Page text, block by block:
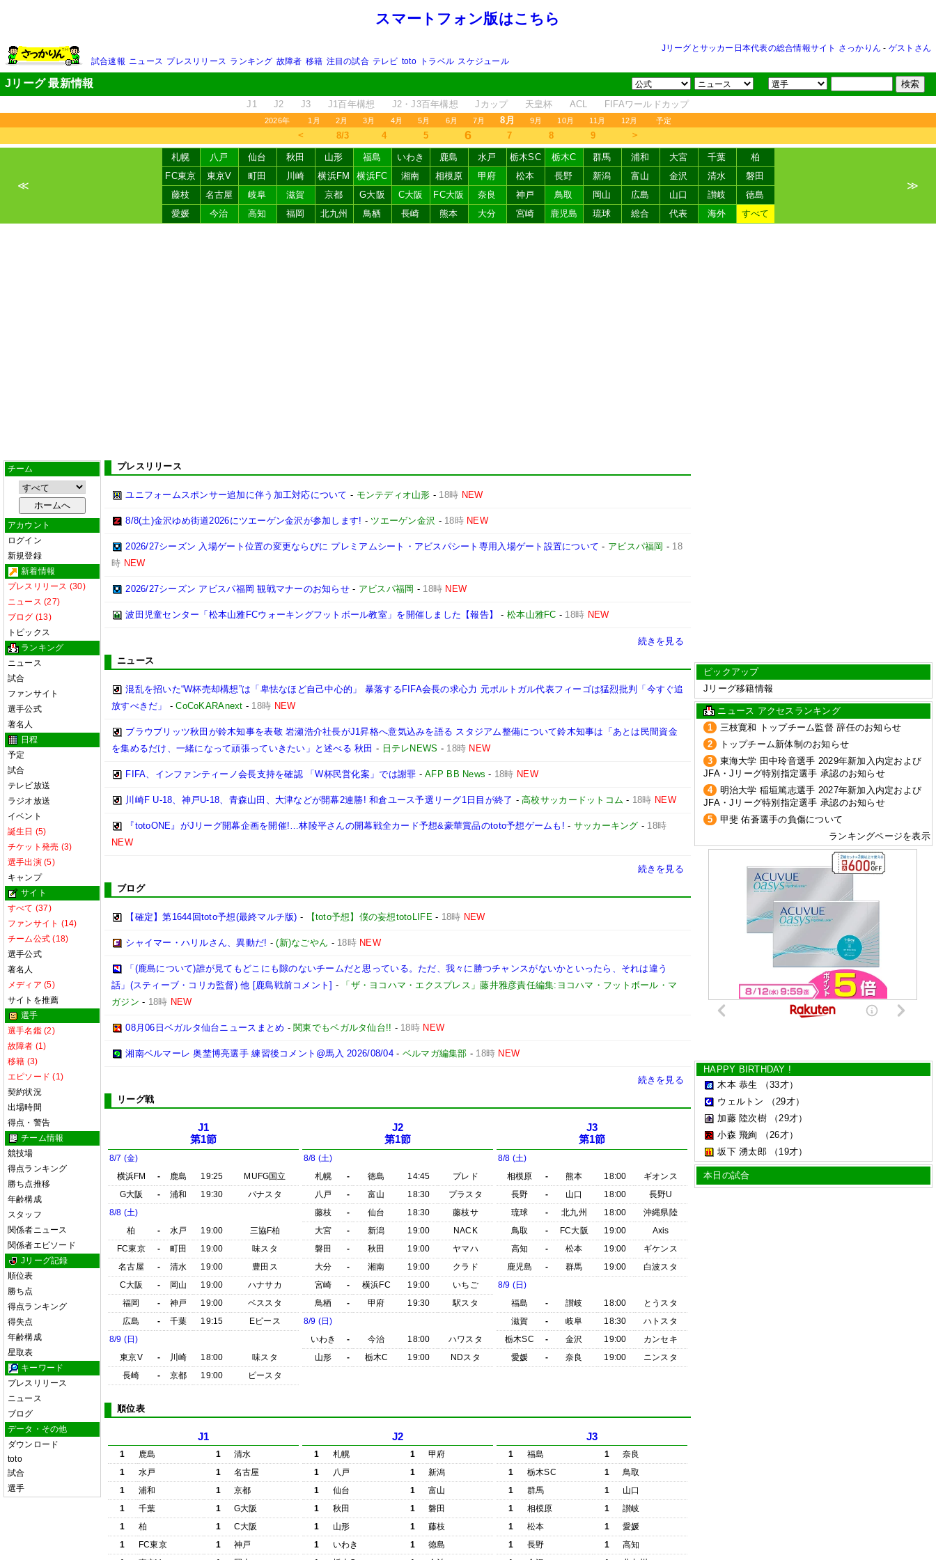
スマートフォン版はこちら
Jリーグとサッカー日本代表の総合情報サイト さっかりん - ゲストさん
試合速報 ニュース プレスリリース ランキング 故障者 移籍 注目の試合 テレビ toto トラベル スケジュール
Jリーグ 最新情報
J1 J2 J3 J1百年構想 J2・J3百年構想 Jカップ 天皇杯 ACL FIFAワールドカップ
2026年 1月 2月 3月 4月 5月 6月 7月 8月 9月 10月 11月 12月 予定
＜ 8/3 4 5 6 7 8 9 ＞
≪
札幌 八戸 仙台 秋田 山形 福島 いわき 鹿島 水戸 栃木SC 栃木C 群馬 浦和 大宮 千葉
柏
FC東京
東京V 町田 川崎 横浜FM 横浜FC 湘南 相模原 甲府 松本 長野 新潟 富山 金沢 清水
磐田
藤枝
名古屋 岐阜 滋賀 京都 G大阪 C大阪 FC大阪 奈良 神戸 鳥取 岡山 広島 山口 讃岐
徳島
愛媛
今治 高知 福岡 北九州 鳥栖 長崎 熊本 大分 宮崎 鹿児島 琉球 総合 代表 海外 すべて
≫
チーム
アカウント
ログイン
新規登録
新着情報
プレスリリース (30)
ニュース (27)
ブログ (13)
トピックス
ランキング
ニュース
試合
ファンサイト
選手公式
著名人
日程
予定
試合
テレビ放送
ラジオ放送
イベント
誕生日 (5)
チケット発売 (3)
選手出演 (5)
キャンプ
サイト
すべて (37)
ファンサイト (14)
チーム公式 (18)
選手公式
著名人
メディア (5)
サイトを推薦
選手
選手名鑑 (2)
故障者 (1)
移籍 (3)
エピソード (1)
契約状況
出場時間
得点・警告
チーム情報
競技場
得点ランキング
勝ち点推移
年齢構成
スタッフ
関係者ニュース
関係者エピソード
Jリーグ記録
順位表
勝ち点
得点ランキング
得失点
年齢構成
星取表
キーワード
プレスリリース
ニュース
ブログ
データ・その他
ダウンロード
toto
試合
選手
プレスリリース
ユニフォームスポンサー追加に伴う加工対応について - モンテディオ山形 - 18時 NEW
8/8(土)金沢ゆめ街道2026にツエーゲン金沢が参加します! - ツエーゲン金沢 - 18時 NEW
2026/27シーズン 入場ゲート位置の変更ならびに プレミアムシート・アビスパシート専用入場ゲート設置について - アビスパ福岡 - 18
時 NEW
2026/27シーズン アビスパ福岡 観戦マナーのお知らせ - アビスパ福岡 - 18時 NEW
波田児童センター「松本山雅FCウォーキングフットボール教室」を開催しました【報告】 -松本山雅FC - 18時 NEW
続きを見る
ニュース
混乱を招いた“W杯売却構想”は「卑怯なほど自己中心的」 暴落するFIFA会長の求心力 元ポルトガル代表フィーゴは猛烈批判「今すぐ追
放すべきだ」
-CoCoKARAnext - 18時 NEW
ブラウブリッツ秋田が鈴木知事を表敬 岩瀬浩介社長がJ1昇格へ意気込みを語る スタジアム整備について鈴木知事は「あとは民間資金
を集めるだけ、一緒になって頑張っていきたい」と述べる 秋田 - 日テレNEWS - 18時 NEW
FIFA、インファンティーノ会長支持を確認 「W杯民営化案」では謝罪 -AFP BB News - 18時 NEW
川崎F U-18、神戸U-18、青森山田、大津などが開幕2連勝! 和倉ユース予選リーグ1日目が終了 -高校サッカードットコム - 18時 NEW
『totoONE』がJリーグ開幕企画を開催!…林陵平さんの開幕戦全カード予想&豪華賞品のtoto予想ゲームも! - サッカーキング - 18時
NEW
続きを見る
ブログ
【確定】第1644回toto予想(最終マルチ版) - 【toto予想】僕の妄想totoLIFE- 18時 NEW
シャイマー・ハリルさん、異動だ! -(新)なごやん - 18時 NEW
「(鹿島について)誰が見てもどこにも隙のないチームだと思っている。ただ、我々に勝つチャンスがないかといったら、それは違う
話」(スティーブ・コリカ監督) 他 [鹿島戦前コメント] -
「ザ・ヨコハマ・エクスプレス」藤井雅彦責任編集:ヨコハマ・フットボール・マ
ガジン - 18時 NEW
08月06日ベガルタ仙台ニュースまとめ - 関東でもベガルタ仙台!! - 18時 NEW
湘南ベルマーレ 奥埜博亮選手 練習後コメント@馬入 2026/08/04- ベルマガ編集部 - 18時 NEW
続きを見る
リーグ戦
J1
第1節
8/7 (金)
横浜FM
- 鹿島 19:25
MUFG国立
G大阪
- 浦和 19:30
パナスタ
8/8 (土)
柏
- 水戸 19:00
三協F柏
FC東京
- 町田 19:00
味スタ
名古屋
- 清水 19:00
豊田ス
C大阪
- 岡山 19:00
ハナサカ
福岡
- 神戸 19:00
ベススタ
広島
- 千葉 19:15
Eピース
8/9 (日)
東京V
- 川崎 18:00
味スタ
長崎
- 京都 19:00 ピースタ
J2
第1節
8/8 (土)
札幌
- 徳島 14:45
プレド
八戸
- 富山 18:30
プラスタ
藤枝
- 仙台 18:30
藤枝サ
大宮
- 新潟 19:00
NACK
磐田
- 秋田 19:00
ヤマハ
大分
- 湘南 19:00
クラド
宮崎
- 横浜FC 19:00
いちご
鳥栖
- 甲府 19:30
駅スタ
8/9 (日)
いわき
- 今治 18:00
ハワスタ
山形
- 栃木C 19:00 NDスタ
J3
第1節
8/8 (土)
相模原
- 熊本 18:00
ギオンス
長野
- 山口 18:00
長野U
琉球
- 北九州 18:00
沖縄県陸
鳥取
- FC大阪 19:00
Axis
高知
- 松本 19:00
ギケンス
鹿児島
- 群馬 19:00
白波スタ
8/9 (日)
福島
- 讃岐 18:00
とうスタ
滋賀
- 岐阜 18:30
ハトスタ
栃木SC
- 金沢 19:00
カンセキ
愛媛
- 奈良 19:00 ニンスタ
順位表
J1
1 鹿島 1
清水
1
水戸 1
名古屋
1
浦和 1
京都
1
千葉 1
G大阪
1
柏 1
C大阪
1
FC東京 1
神戸
J2
1 札幌 1
甲府
1
八戸 1
新潟
1
仙台 1
富山
1
秋田 1
磐田
1
山形 1
藤枝
1
いわき 1
徳島
J3
1 福島 1
奈良
1
栃木SC 1
鳥取
1
群馬 1
山口
1
相模原 1
讃岐
1
松本 1
愛媛
1
長野 1
高知
ピックアップ
Jリーグ移籍情報
ニュース アクセスランキング
1
三枝寛和 トップチーム監督 辞任のお知らせ
2
トップチーム新体制のお知らせ
3
東海大学 田中玲音選手 2029年新加入内定および
JFA・Jリーグ特別指定選手 承認のお知らせ
4
明治大学 稲垣篤志選手 2027年新加入内定および
JFA・Jリーグ特別指定選手 承認のお知らせ
5
甲斐 佑蒼選手の負傷について
ランキングページを表示
HAPPY BIRTHDAY !
木本 恭生
（33才）
ウェルトン
（29才）
加藤 陸次樹
（29才）
小森 飛絢
（26才）
坂下 湧太郎
（19才）
本日の試合